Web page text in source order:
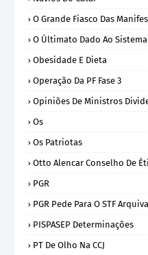
O Grande Fiasco Das
O Últimato Dado Ao Sistema
Obesidade E Dieta
Operação Da PF Fase 3
Opiniões De Ministros
Os
Os Patriotas
Otto Alencar Conselho De
PGR
PGR Pede Para O STF
PISPASEP Determinações
PT De Olho Na CCJ